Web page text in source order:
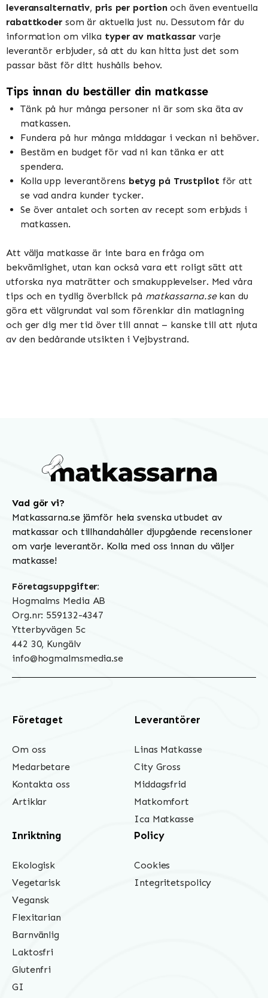
leveransalternativ, pris per portionoch även eventuella
rabattkodersom är aktuella just nu. Dessutom får du
information om vilka typer av matkassar varje
leverantör erbjuder, så att du kan hitta just det som
passar bäst för ditt hushålls behov.
Tips innan du beställer din matkasse
Tänk på hur många personer ni är som ska äta av
matkassen.
Fundera på hur många middagar i veckan ni behöver.
Bestäm en budget för vad ni kan tänka er att
spendera.
Kolla upp leverantörens betyg på Trustpilot för att
se vad andra kunder tycker.
Se över antalet och sorten av recept som erbjuds i
matkassen.
Att välja matkasse är inte bara en fråga om
bekvämlighet, utan kan också vara ett roligt sätt att
utforska nya maträtter och smakupplevelser. Med våra
tips och en tydlig överblick på matkassarna.sekan du
göra ett välgrundat val som förenklar din matlagning
och ger dig mer tid över till annat – kanske till att njuta
av den bedårande utsikten i Vejbystrand.
Vad gör vi?
Matkassarna.se jämför hela svenska utbudet av
matkassar och tillhandahåller djupgående recensioner
om varje leverantör. Kolla med oss innan du väljer
matkasse!
Företagsuppgifter:
Hogmalms Media AB
Org.nr: 559132-4347
Ytterbyvägen 5c
442 30, Kungälv
info@hogmalmsmedia.se
Företaget
Om oss
Medarbetare
Kontakta oss
Artiklar
Leverantörer
Linas Matkasse
City Gross
Middagsfrid
Matkomfort
Ica Matkasse
Inriktning
Ekologisk
Vegetarisk
Vegansk
Flexitarian
Barnvänlig
Laktosfri
Glutenfri
GI
Policy
Cookies
Integritetspolicy